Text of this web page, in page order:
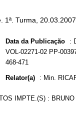
1ª. Turma,
Data da Publicação :
VOL-02271-02 PP-
468-471
Relator(a) : Min.
IMPTE.(S) :